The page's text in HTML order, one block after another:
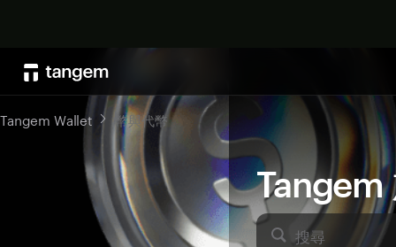
Tangem
搜尋
Tangem Wallet 幣與代幣